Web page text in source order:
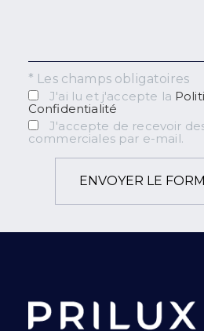
* Les champs obligatoires
J'ai lu et j'accepte la
Confidentialité
J'accepte de recevoir
commerciales par e-mail.
ENVOYER LE